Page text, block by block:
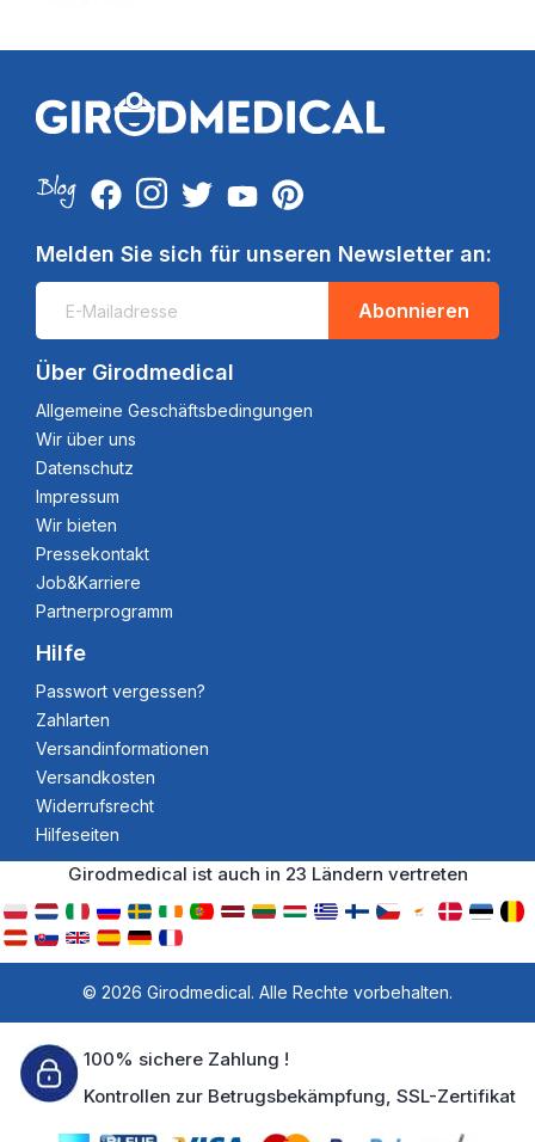
Melden Sie sich für unseren Newsletter an:
Abonnieren
Über Girodmedical
Allgemeine Geschäftsbedingungen
Wir über uns
Datenschutz
Impressum
Wir bieten
Pressekontakt
Job&Karriere
Partnerprogramm
Hilfe
Passwort vergessen?
Zahlarten
Versandinformationen
Versandkosten
Widerrufsrecht
Hilfeseiten
Girodmedical ist auch in 23 Ländern vertreten
© 2026 Girodmedical. Alle Rechte vorbehalten.
100% sichere Zahlung !
Kontrollen zur Betrugsbekämpfung, SSL-Zertifikat